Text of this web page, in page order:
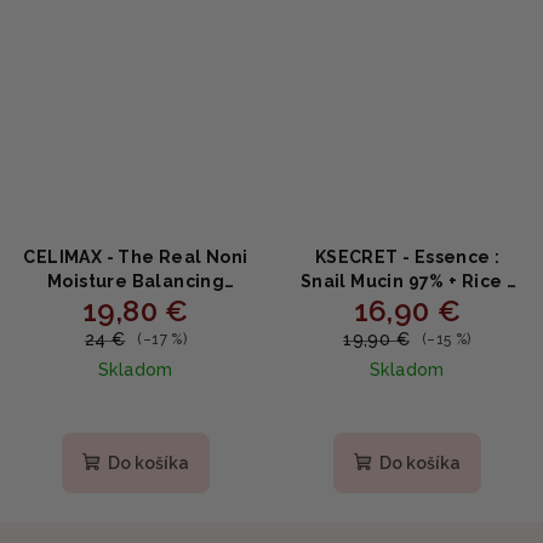
CELIMAX - The Real Noni
Moisture Balancing
Toner - Hydratačný a
revitalizačný pleťový
toner s extraktom Noni
150ml
19,80 €
24 € (–17 %)
Skladom
produktu
Do košíka
KSECRET - Essence :
Snail Mucin 97% + Rice -
Upokojujúce hydratačné
sérum so slimáčím
slizom a ryžou 100 ml
16,90 €
19,90 € (–15 %)
Skladom
produktu
Do košíka